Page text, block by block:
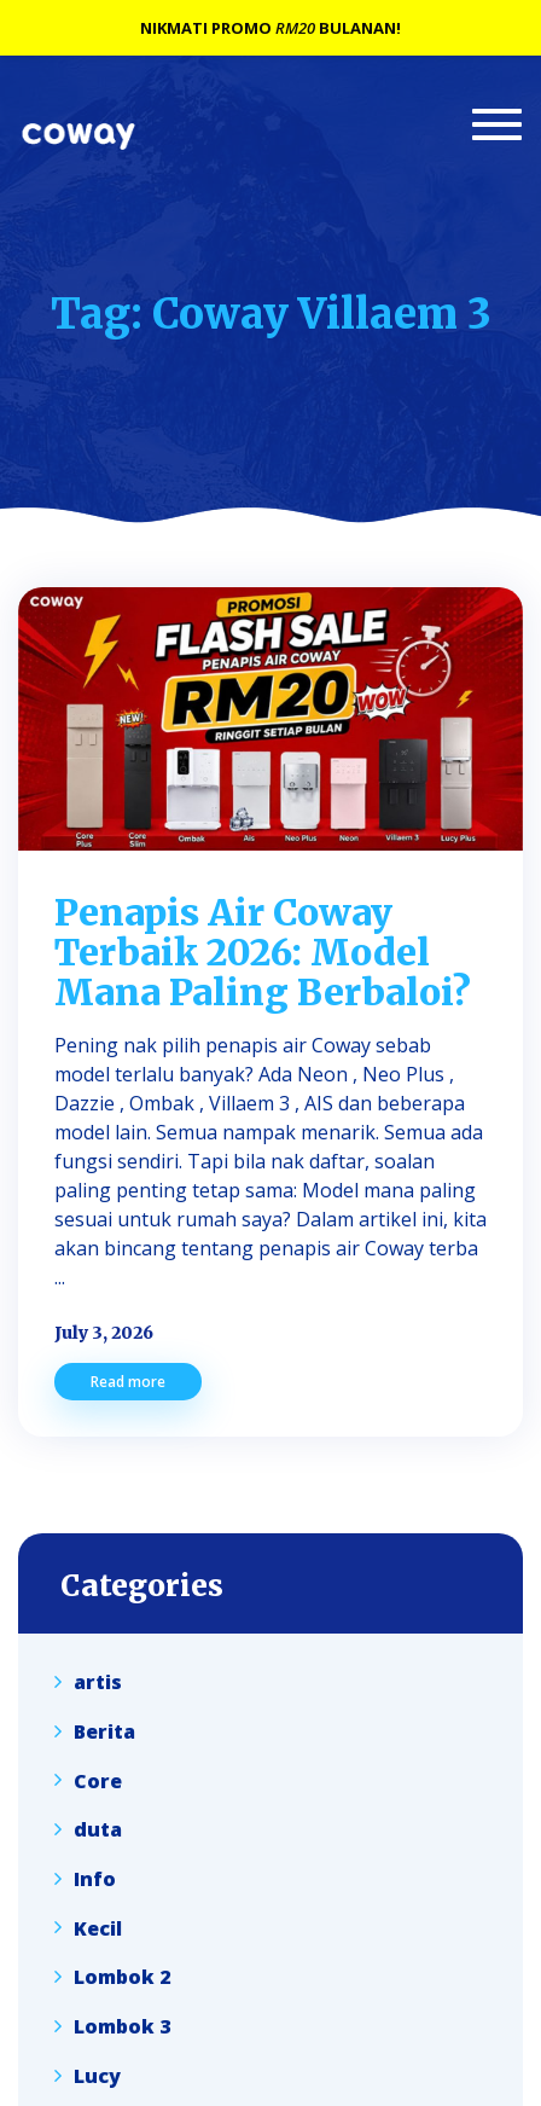
Tag: Coway Villaem 3
Penapis Air Coway
Terbaik 2026: Model
Mana Paling Berbaloi?
Pening nak pilih penapis air Coway sebab
model terlalu banyak? Ada Neon , Neo Plus ,
Dazzie , Ombak , Villaem 3 , AIS dan beberapa
model lain. Semua nampak menarik. Semua ada
fungsi sendiri. Tapi bila nak daftar, soalan
paling penting tetap sama: Model mana paling
sesuai untuk rumah saya? Dalam artikel ini, kita
akan bincang tentang penapis air Coway terba
...
July 3, 2026
Read more
Categories
artis
Berita
Core
duta
Info
Kecil
Lombok 2
Lombok 3
Lucy
NIKMATI PROMO RM20 BULANAN!